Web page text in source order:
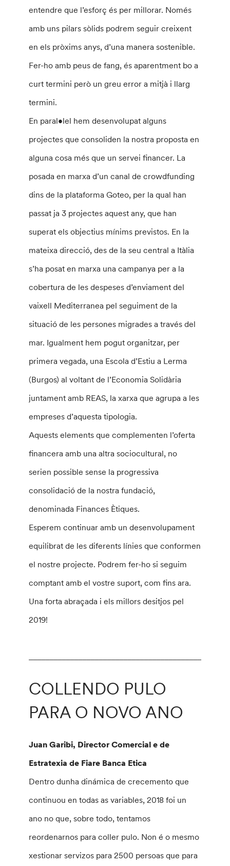
entendre que l’esforç és per millorar. Només
amb uns pilars sòlids podrem seguir creixent
en els pròxims anys, d’una manera sostenible.
Fer-ho amb peus de fang, és aparentment bo a
curt termini però un greu error a mitjà i llarg
termini.
En paral•lel hem desenvolupat alguns
projectes que consoliden la nostra proposta en
alguna cosa més que un servei financer. La
posada en marxa d’un canal de crowdfunding
dins de la plataforma Goteo, per la qual han
passat ja 3 projectes aquest any, que han
superat els objectius mínims previstos. En la
mateixa direcció, des de la seu central a Itàlia
s’ha posat en marxa una campanya per a la
cobertura de les despeses d’enviament del
vaixell Mediterranea pel seguiment de la
situació de les persones migrades a través del
mar. Igualment hem pogut organitzar, per
primera vegada, una Escola d’Estiu a Lerma
(Burgos) al voltant de l’Economia Solidària
juntament amb REAS, la xarxa que agrupa a les
empreses d’aquesta tipologia.
Aquests elements que complementen l’oferta
financera amb una altra sociocultural, no
serien possible sense la progressiva
consolidació de la nostra fundació,
denominada Finances Ètiques.
Esperem continuar amb un desenvolupament
equilibrat de les diferents línies que conformen
el nostre projecte. Podrem fer-ho si seguim
comptant amb el vostre suport, com fins ara.
Una forta abraçada i els millors desitjos pel
2019!
COLLENDO PULO
PARA O NOVO ANO
Juan Garibi, Director Comercial e de
Estratexia de Fiare Banca Etica
Dentro dunha dinámica de crecemento que
continuou en todas as variables, 2018 foi un
ano no que, sobre todo, tentamos
reordenarnos para coller pulo. Non é o mesmo
xestionar servizos para 2500 persoas que para